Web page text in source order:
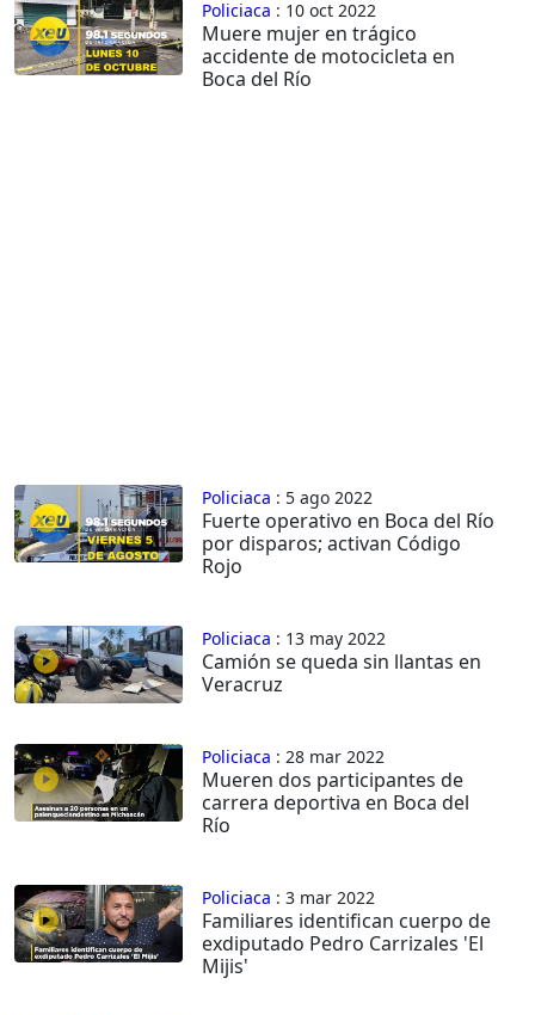
Policiaca : 10 oct 2022
Muere mujer en trágico
accidente de motocicleta en
Boca del Río
Policiaca : 5 ago 2022
Fuerte operativo en Boca del Río
por disparos; activan Código
Rojo
Policiaca : 13 may 2022
Camión se queda sin llantas en
Veracruz
Policiaca : 28 mar 2022
Mueren dos participantes de
carrera deportiva en Boca del
Río
Policiaca : 3 mar 2022
Familiares identifican cuerpo de
exdiputado Pedro Carrizales 'El
Mijis'